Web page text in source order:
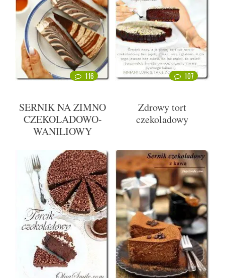
116
SERNIK NA ZIMNO
CZEKOLADOWO-
WANILIOWY
107
Zdrowy tort
czekoladowy